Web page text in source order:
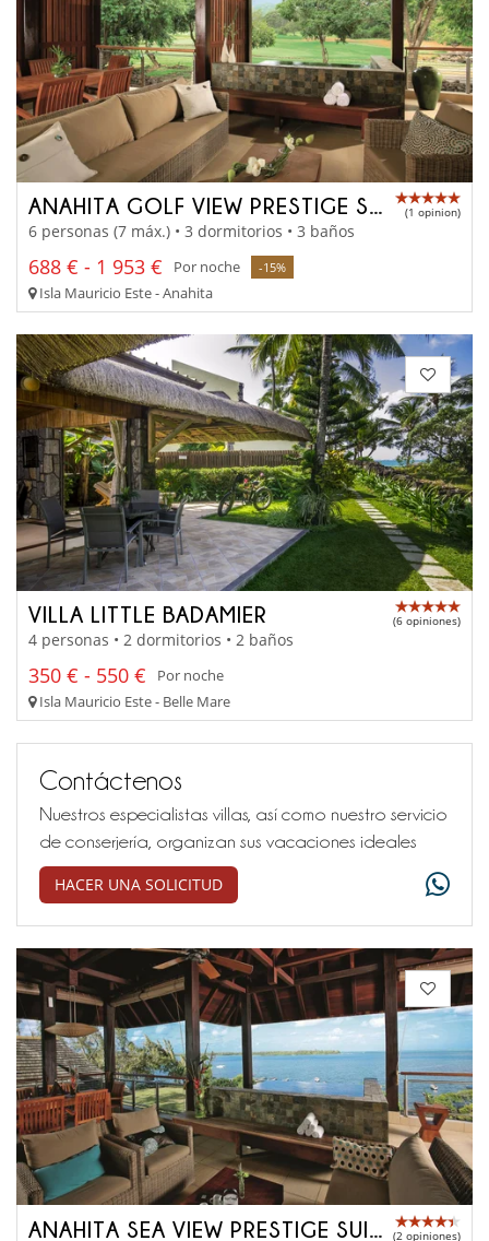
ANAHITA GOLF VIEW PRESTIGE SUITE (1 opinion)
6 personas (7 máx.) • 3 dormitorios • 3 baños
688 € - 1 953 € Por noche -15%
Isla Mauricio Este - Anahita
VILLA LITTLE BADAMIER (6 opiniones)
4 personas • 2 dormitorios • 2 baños
350 € - 550 €
Por noche
Isla Mauricio Este - Belle Mare
Contáctenos
Nuestros especialistas villas, así como nuestro servicio
de conserjería, organizan sus vacaciones ideales
HACER UNA SOLICITUD
ANAHITA SEA VIEW PRESTIGE SUITE (2 opiniones)